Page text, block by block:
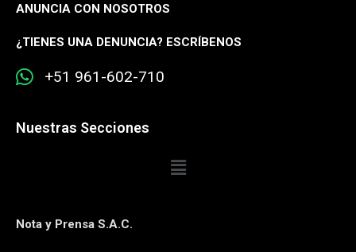
ANUNCIA CON NOSOTROS
¿TIENES UNA DENUNCIA? ESCRÍBENOS
+51 961-602-710
Nuestras Secciones
Nota y Prensa S.A.C.